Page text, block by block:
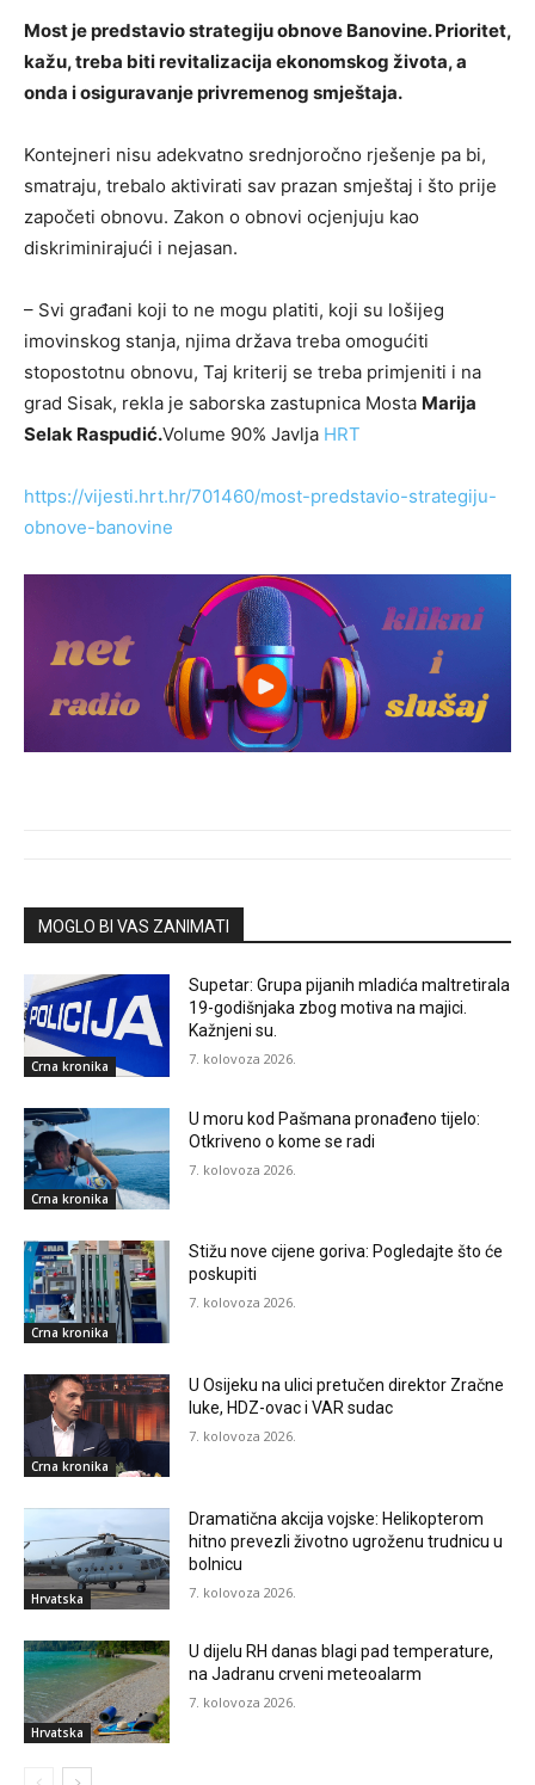
Most je predstavio strategiju obnove Banovine. Prioritet,
kažu, treba biti revitalizacija ekonomskog života, a
onda i osiguravanje privremenog smještaja.
Kontejneri nisu adekvatno srednjoročno rješenje pa bi,
smatraju, trebalo aktivirati sav prazan smještaj i što prije
započeti obnovu. Zakon o obnovi ocjenjuju kao
diskriminirajući i nejasan.
– Svi građani koji to ne mogu platiti, koji su lošijeg
imovinskog stanja, njima država treba omogućiti
stopostotnu obnovu, Taj kriterij se treba primjeniti i na
grad Sisak, rekla je saborska zastupnica Mosta Marija
Selak Raspudić.Volume 90% Javlja HRT
https://vijesti.hrt.hr/701460/most-predstavio-strategiju-
obnove-banovine
MOGLO BI VAS ZANIMATI
Crna kronika
Supetar: Grupa pijanih mladića maltretirala
19-godišnjaka zbog motiva na majici.
Kažnjeni su.
7. kolovoza 2026.
Crna kronika
U moru kod Pašmana pronađeno tijelo:
Otkriveno o kome se radi
7. kolovoza 2026.
Crna kronika
Stižu nove cijene goriva: Pogledajte što će
poskupiti
7. kolovoza 2026.
Crna kronika
U Osijeku na ulici pretučen direktor Zračne
luke, HDZ-ovac i VAR sudac
7. kolovoza 2026.
Hrvatska
Dramatična akcija vojske: Helikopterom
hitno prevezli životno ugroženu trudnicu u
bolnicu
7. kolovoza 2026.
Hrvatska
U dijelu RH danas blagi pad temperature,
na Jadranu crveni meteoalarm
7. kolovoza 2026.